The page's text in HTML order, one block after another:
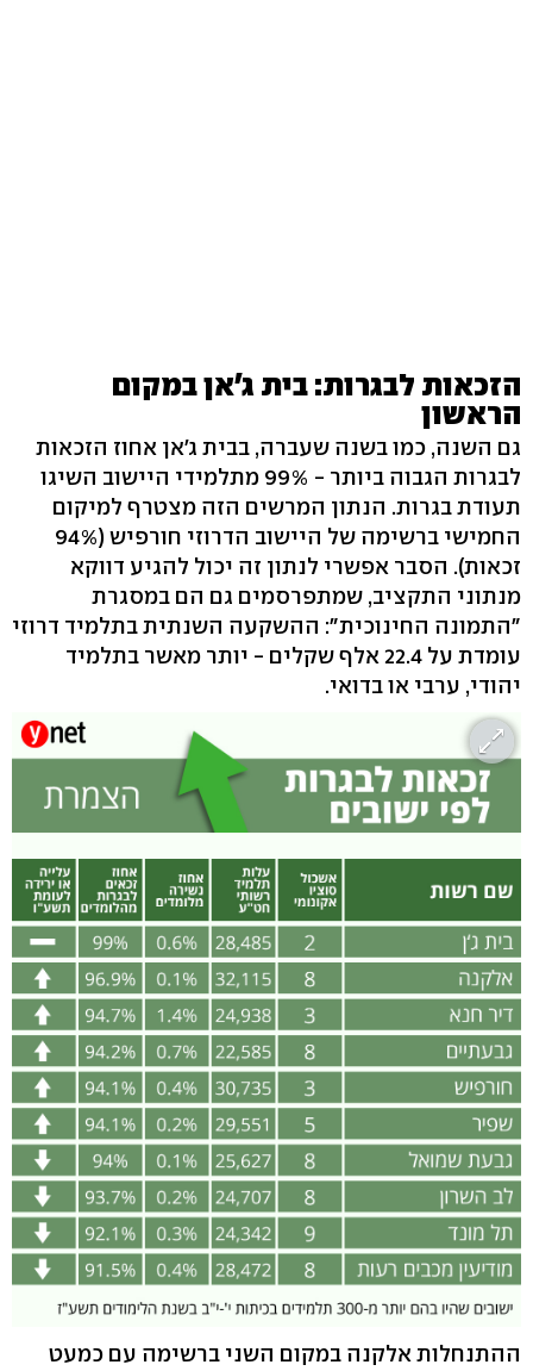
הזכאות לבגרות: בית ג'אן במקום
הראשון
גם השנה, כמו בשנה שעברה, בבית ג'אן אחוז הזכאות
לבגרות הגבוה ביותר - 99% מתלמידי היישוב השיגו
תעודת בגרות. הנתון המרשים הזה מצטרף למיקום
החמישי ברשימה של היישוב הדרוזי חורפיש (94%
זכאות). הסבר אפשרי לנתון זה יכול להגיע דווקא
מנתוני התקציב, שמתפרסמים גם הם במסגרת
"התמונה החינוכית": ההשקעה השנתית בתלמיד דרוזי
עומדת על 22.4 אלף שקלים - יותר מאשר בתלמיד
יהודי, ערבי או בדואי.
ההתנחלות אלקנה במקום השני ברשימה עם כמעט